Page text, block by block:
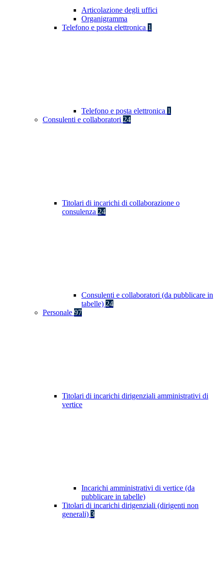
Articolazione degli uffici
Organigramma
Telefono e posta elettronica 1
Telefono e posta elettronica 1
Consulenti e collaboratori 24
Titolari di incarichi di collaborazione o
consulenza 24
Consulenti e collaboratori (da pubblicare in
tabelle) 24
Personale 97
Titolari di incarichi dirigenziali amministrativi di
vertice
Incarichi amministrativi di vertice (da
pubblicare in tabelle)
Titolari di incarichi dirigenziali (dirigenti non
generali) 3